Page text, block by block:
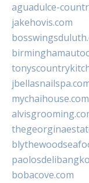
aguadulce-
jakehovis.com
mychaihouse.com
bobacove.com